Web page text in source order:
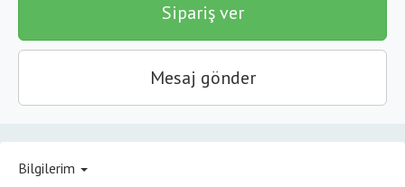
Sipariş ver
Mesaj gönder
Bilgilerim